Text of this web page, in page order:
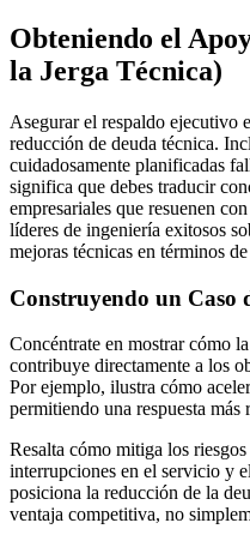
Obteniendo el
la Jerga Técnica)
Asegurar el respaldo ejecutivo
reducción de deuda técnica.
cuidadosamente planificadas
significa que debes traducir
empresariales que resuenen
líderes de ingeniería exitosos
mejoras técnicas en términos
Construyendo un Caso
Concéntrate en mostrar cómo
contribuye directamente a los
Por ejemplo, ilustra cómo
permitiendo una respuesta
Resalta cómo mitiga los
interrupciones en el servicio y
posiciona la reducción de la
ventaja competitiva, no